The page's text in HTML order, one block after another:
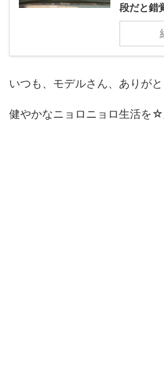
段だと錯
いつも、モデルさん、ありがと
健やかなニョロニョロ生活を